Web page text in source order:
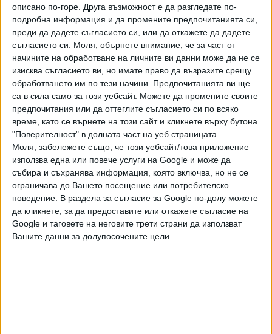
описано по-горе. Друга възможност е да разгледате по-
подробна информация и да промените предпочитанията си,
преди да дадете съгласието си, или да откажете да дадете
съгласието си. Моля, обърнете внимание, че за част от
начините на обработване на личните ви данни може да не се
изисква съгласието ви, но имате право да възразите срещу
обработването им по тези начини. Предпочитанията ви ще
са в сила само за този уебсайт. Можете да промените своите
предпочитания или да оттеглите съгласието си по всяко
време, като се върнете на този сайт и кликнете върху бутона
"Поверителност" в долната част на уеб страницата.
Моля, забележете също, че този уебсайт/това приложение
използва една или повече услуги на Google и може да
събира и съхранява информация, която включва, но не се
ограничава до Вашето посещение или потребителско
поведение. В раздела за съгласие за Google по-долу можете
да кликнете, за да предоставите или откажете съгласие на
Google и таговете на неговите трети страни да използват
Вашите данни за долупосочените цели.
решаващите в надпреварата за президент - Тръмп
загуби там през 2016 г., когато стана президент.
Положението ще стана сериозно, ако останалите щати
също го отстранят от бюлетините.
Кампанията на Тръмп нарече решението на съда
погрешно и недемократично. Тя заяви, че ще го обжалва
пред Върховния съд на САЩ.
Няколко предишни опита за отстраняване на Тръмп от
изборите в други щати се провалиха.
Последвайте ни и в
Ако искате да подкрепите независимата
и качествена журналистика в “Сега”,
можете да направите дарение през